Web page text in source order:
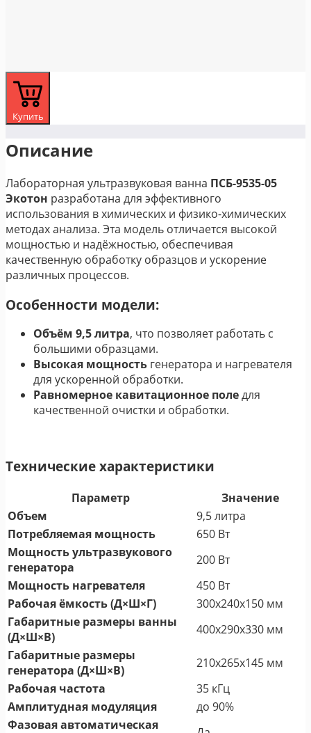
Купить
Описание
Лабораторная ультразвуковая ванна ПСБ-9535-05
Экотон разработана для эффективного
использования в химических и физико-химических
методах анализа. Эта модель отличается высокой
мощностью и надёжностью, обеспечивая
качественную обработку образцов и ускорение
различных процессов.
Особенности модели:
Объём 9,5 литра, что позволяет работать с
большими образцами.
Высокая мощность генератора и нагревателя
для ускоренной обработки.
Равномерное кавитационное поледля
качественной очистки и обработки.
Технические характеристики
Параметр
Значение
Объем
9,5 литра
Потребляемая мощность
650 Вт
Мощность ультразвукового
генератора
200 Вт
Мощность нагревателя
450 Вт
Рабочая ёмкость (Д×Ш×Г)
300x240x150 мм
Габаритные размеры ванны
(Д×Ш×В)
400x290x330 мм
Габаритные размеры
генератора (Д×Ш×В)
210x265x145 мм
Рабочая частота
35 кГц
Амплитудная модуляция
до 90%
Фазовая автоматическая